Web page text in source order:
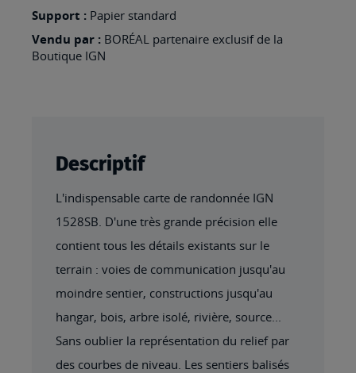
Support : Papier standard
Vendu par : BORÉAL partenaire exclusif de la
Boutique IGN
Descriptif
L'indispensable carte de randonnée IGN
1528SB. D'une très grande précision elle
contient tous les détails existants sur le
terrain : voies de communication jusqu'au
moindre sentier, constructions jusqu'au
hangar, bois, arbre isolé, rivière, source...
Sans oublier la représentation du relief par
des courbes de niveau. Les sentiers balisés